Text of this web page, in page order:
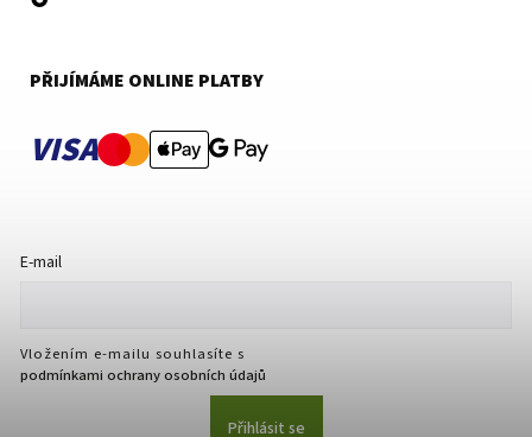
PŘIJÍMÁME ONLINE PLATBY
VISA
E-mail
Vložením e-mailu souhlasíte s
podmínkami ochrany osobních údajů
Přihlásit se